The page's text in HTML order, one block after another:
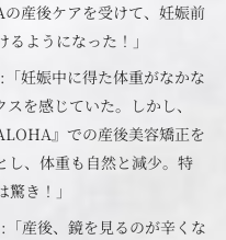
産後ケアを受けて、妊娠前
ようになった！」
:「妊娠中に得た体重がなかな
を感じていた。しかし、
』での産後美容矯正を
し、体重も自然と減少。特
き！」
:「産後、鏡を見るのが辛くな